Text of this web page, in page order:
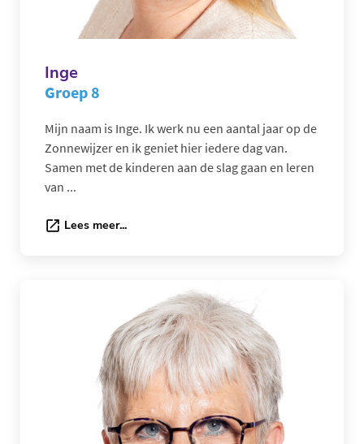
Inge
Groep 8
Mijn naam is Inge. Ik werk nu een aantal jaar op de
Zonnewijzer en ik geniet hier iedere dag van.
Samen met de kinderen aan de slag gaan en leren
van ...
Lees meer...